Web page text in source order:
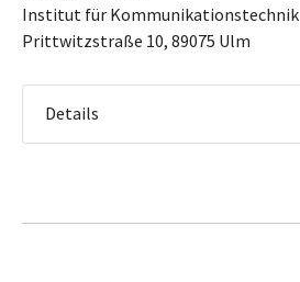
Institut für Kommunikationstechnik
Prittwitzstraße 10, 89075 Ulm
Details